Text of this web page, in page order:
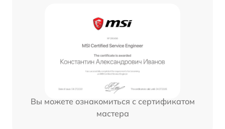
Вы можете ознакомиться с сертификатом
мастера